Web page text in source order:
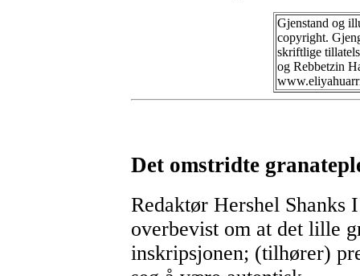
Gjenstand og
copyright.
skriftlige
og Rebbetzin
Det omstridte
Redaktør Hershel
overbevist om at det lille
inskripsjonen; (tilhører)